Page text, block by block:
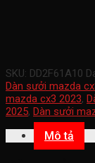
SKU: DD2F61A10
Dàn sưởi mazda
mazda cx3 2023,
2025, Dàn sưởi
Mô tả